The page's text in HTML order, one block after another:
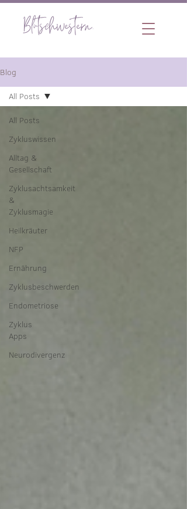
Blog
All Posts
Zykluswissen
Alltag &
Gesellschaft
Zyklusachtsamkeit
&
Zyklusmagie
Heilkräuter
NFP
Ernährung
Zyklusbeschwerden
Endometriose
Zyklus
Apps
Neurodivergenz
All Posts